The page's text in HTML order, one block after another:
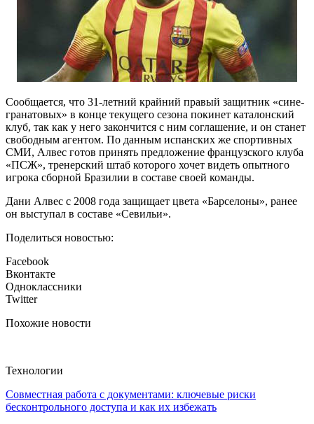
Сообщается, что 31-летний крайний правый защитник «сине-
гранатовых» в конце текущего сезона покинет каталонский
клуб, так как у него закончится с ним соглашение, и он станет
свободным агентом. По данным испанских же спортивных
СМИ, Алвес готов принять предложение французского клуба
«ПСЖ», тренерский штаб которого хочет видеть опытного
игрока сборной Бразилии в составе своей команды.
Дани Алвес с 2008 года защищает цвета «Барселоны», ранее
он выступал в составе «Севильи».
Поделиться новостью:
Facebook
Вконтакте
Одноклассники
Twitter
Похожие новости
Технологии
Совместная работа с документами: ключевые риски
бесконтрольного доступа и как их избежать